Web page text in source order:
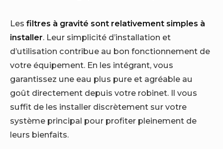
Les filtres à gravité sont relativement simples à
installer. Leur simplicité d’installation et
d’utilisation contribue au bon fonctionnement de
votre équipement. En les intégrant, vous
garantissez une eau plus pure et agréable au
goût directement depuis votre robinet. Il vous
suffit de les installer discrètement sur votre
système principal pour profiter pleinement de
leurs bienfaits.